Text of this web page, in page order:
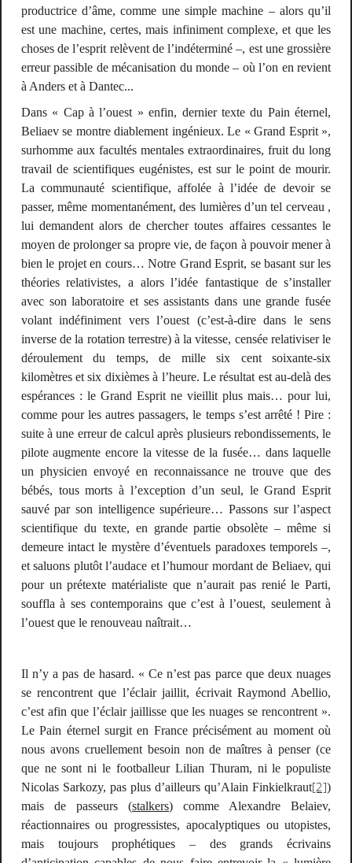
productrice d’âme, comme une simple machine – alors qu’il
est une machine, certes, mais infiniment complexe, et que les
choses de l’esprit relèvent de l’indéterminé –, est une grossière
erreur passible de mécanisation du monde – où l’on en revient
à Anders et à Dantec...
Dans « Cap à l’ouest » enfin, dernier texte du Pain éternel,
Beliaev se montre diablement ingénieux. Le « Grand Esprit »,
surhomme aux facultés mentales extraordinaires, fruit du long
travail de scientifiques eugénistes, est sur le point de mourir.
La communauté scientifique, affolée à l’idée de devoir se
passer, même momentanément, des lumières d’un tel cerveau ,
lui demandent alors de chercher toutes affaires cessantes le
moyen de prolonger sa propre vie, de façon à pouvoir mener à
bien le projet en cours… Notre Grand Esprit, se basant sur les
théories relativistes, a alors l’idée fantastique de s’installer
avec son laboratoire et ses assistants dans une grande fusée
volant indéfiniment vers l’ouest (c’est-à-dire dans le sens
inverse de la rotation terrestre) à la vitesse, censée relativiser le
déroulement du temps, de mille six cent soixante-six
kilomètres et six dixièmes à l’heure. Le résultat est au-delà des
espérances : le Grand Esprit ne vieillit plus mais… pour lui,
comme pour les autres passagers, le temps s’est arrêté ! Pire :
suite à une erreur de calcul après plusieurs rebondissements, le
pilote augmente encore la vitesse de la fusée… dans laquelle
un physicien envoyé en reconnaissance ne trouve que des
bébés, tous morts à l’exception d’un seul, le Grand Esprit
sauvé par son intelligence supérieure… Passons sur l’aspect
scientifique du texte, en grande partie obsolète – même si
demeure intact le mystère d’éventuels paradoxes temporels –,
et saluons plutôt l’audace et l’humour mordant de Beliaev, qui
pour un prétexte matérialiste que n’aurait pas renié le Parti,
souffla à ses contemporains que c’est à l’ouest, seulement à
l’ouest que le renouveau naîtrait…
Il n’y a pas de hasard. « Ce n’est pas parce que deux nuages
se rencontrent que l’éclair jaillit, écrivait Raymond Abellio,
c’est afin que l’éclair jaillisse que les nuages se rencontrent ».
Le Pain éternel surgit en France précisément au moment où
nous avons cruellement besoin non de maîtres à penser (ce
que ne sont ni le footballeur Lilian Thuram, ni le populiste
Nicolas Sarkozy, pas plus d’ailleurs qu’Alain Finkielkraut[2])
mais de passeurs (stalkers) comme Alexandre Belaiev,
réactionnaires ou progressistes, apocalyptiques ou utopistes,
mais toujoursprophétiques – des grands écrivains